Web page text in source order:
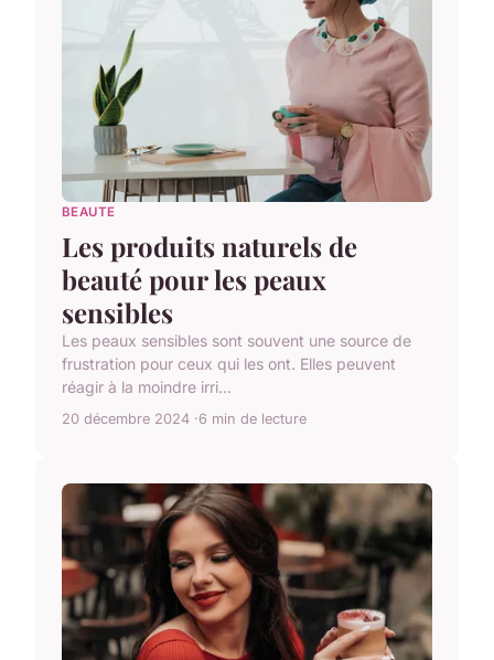
BEAUTE
Les produits naturels de
beauté pour les peaux
sensibles
Les peaux sensibles sont souvent une source de
frustration pour ceux qui les ont. Elles peuvent
réagir à la moindre irri...
20 décembre 2024 6 min de lecture